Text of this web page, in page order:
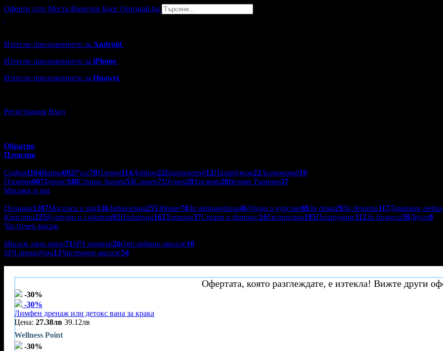
Оферти 4290 Места Винетки Блог Опознай.bg
Изтегли приложението за Android.
Изтегли приложението за iPhone.
Изтегли приложението за Huawei.
Регистрация Вход
Обратно
Пловдив
София1164Варна692Русе70Плевен114Добрич22Благоевград12Пазарджик22Асеновград19
Пловдив607Бургас348Стара Загора53Сливен7Шумен20Хасково20Велико Търново37
Масажи и spa
Почивки1287Масажи и spa136Забавления255Здраве78За автомобила46Уроци и курсове88За дома29За децата117Домашни
Красота225Култура и събития92Подаръци162Хапване37Спорт и фитнес24Екстремни105Пазаруване112За бизнеса38Други8
Частичен масаж
Масаж цяло тяло71SPA център26Отслабващ масаж10
SPA процедури13Частичен масаж54
Офертата, която разглеждате, е изтекла! Вижте други
-30%
-30%
Лимфен дренаж или детокс вана за крака
Цена: 27.38лв 39.12лв
Wellness Point
-30%